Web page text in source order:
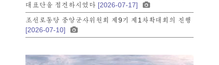
대표단을 접견하시였다 [2026-07-17]
조선로동당 중앙군사위원회 제9기 제1차확대회의 진행
[2026-07-10]